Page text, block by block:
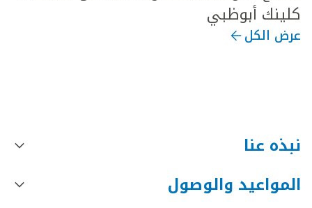
كلينك أبوظبي
عرض الكل
نبذه عنا
المواعيد والوصول